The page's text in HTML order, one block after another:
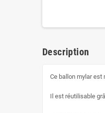
Description
Ce ballon mylar est
Il est réutilisable